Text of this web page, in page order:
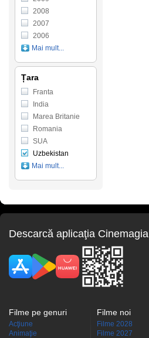
2008
2007
2006
Mai mult...
Țara
Franta
India
Marea Britanie
Romania
SUA
Uzbekistan
Mai mult...
Descarcă aplicaţia Cinemagia
Filme pe genuri
Acţiune
Animaţie
Filme noi
Filme 2028
Filme 2027